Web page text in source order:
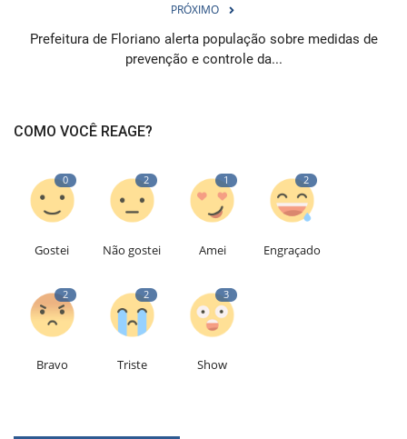
PRÓXIMO
Prefeitura de Floriano alerta população sobre medidas de
prevenção e controle da...
COMO VOCÊ REAGE?
0
Gostei
2
Não gostei
1
Amei
2
Engraçado
2
Bravo
2
Triste
3
Show